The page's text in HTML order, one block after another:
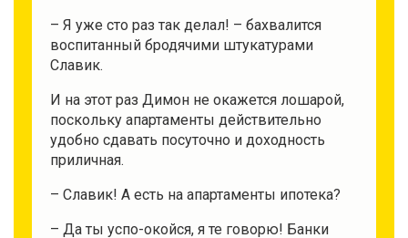
– Я уже сто раз так делал! – бахвалится
воспитанный бродячими штукатурами
Славик.
И на этот раз Димон не окажется лошарой,
поскольку апартаменты действительно
удобно сдавать посуточно и доходность
приличная.
– Славик! А есть на апартаменты ипотека?
– Да ты успо-окойся, я те говорю! Банки